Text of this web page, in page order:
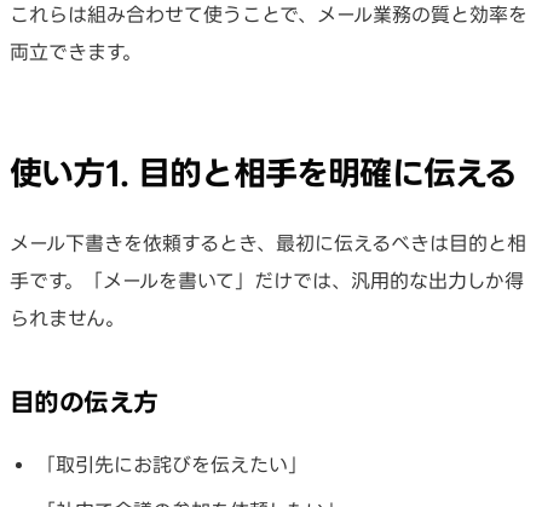
これらは組み合わせて使うことで、メール業務の質と効率を
両立できます。
使い方1. 目的と相手を明確に伝える
メール下書きを依頼するとき、最初に伝えるべきは目的と相
手です。「メールを書いて」だけでは、汎用的な出力しか得
られません。
目的の伝え方
「取引先にお詫びを伝えたい」